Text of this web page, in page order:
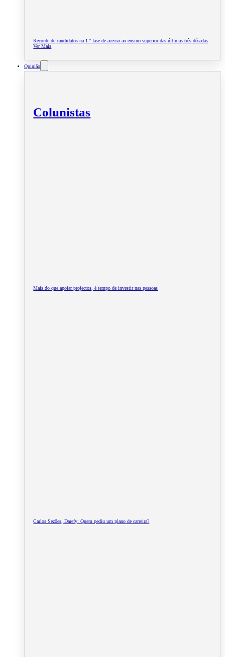
Recorde de candidatos na 1.ª fase de acesso ao ensino superior das últimas três décadas
Ver Mais
Opinião
Colunistas
Mais do que apoiar projectos, é tempo de investir nas pessoas
Carlos Sezões, Darefy: Quem pediu um plano de carreira?